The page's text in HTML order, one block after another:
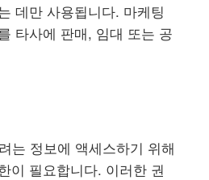
데만 사용됩니다. 마케팅
타사에 판매, 임대 또는 공
는 정보에 액세스하기 위해
이 필요합니다. 이러한 권